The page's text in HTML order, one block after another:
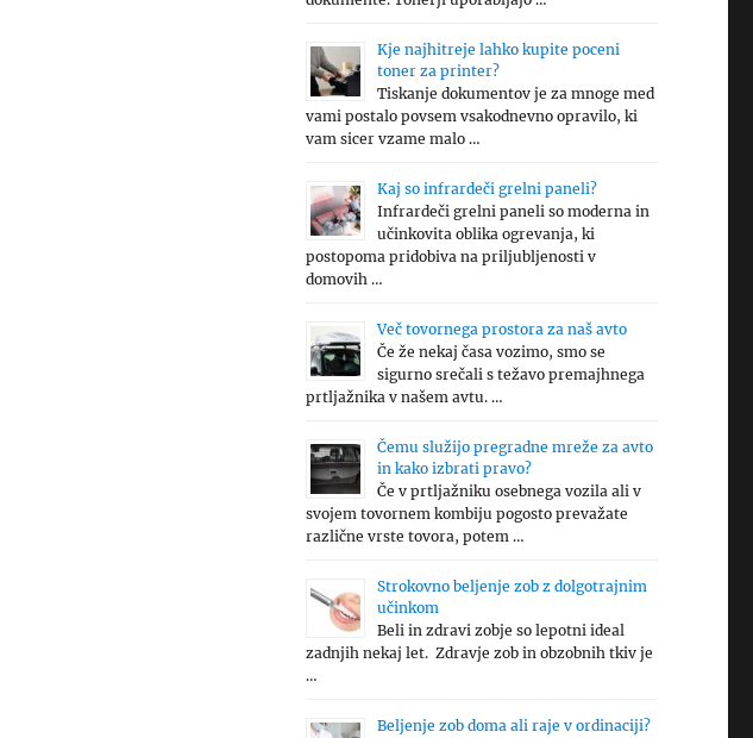
Kje najhitreje lahko kupite poceni
toner za printer?
Tiskanje dokumentov je za mnoge med
vami postalo povsem vsakodnevno opravilo, ki
vam sicer vzame malo …
Kaj so infrardeči grelni paneli?
Infrardeči grelni paneli so moderna in
učinkovita oblika ogrevanja, ki
postopoma pridobiva na priljubljenosti v
domovih …
Več tovornega prostora za naš avto
Če že nekaj časa vozimo, smo se
sigurno srečali s težavo premajhnega
prtljažnika v našem avtu. …
Čemu služijo pregradne mreže za avto
in kako izbrati pravo?
Če v prtljažniku osebnega vozila ali v
svojem tovornem kombiju pogosto prevažate
različne vrste tovora, potem …
Strokovno beljenje zob z dolgotrajnim
učinkom
Beli in zdravi zobje so lepotni ideal
zadnjih nekaj let. Zdravje zob in obzobnih tkiv je
…
Beljenje zob doma ali raje v ordinaciji?